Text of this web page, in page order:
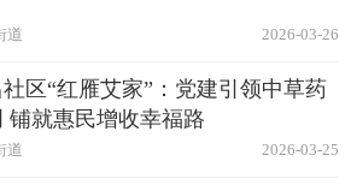
2026-03-26
道
社区“红雁艾家”：党建引领中草药
铺就惠民增收幸福路
2026-03-25
道